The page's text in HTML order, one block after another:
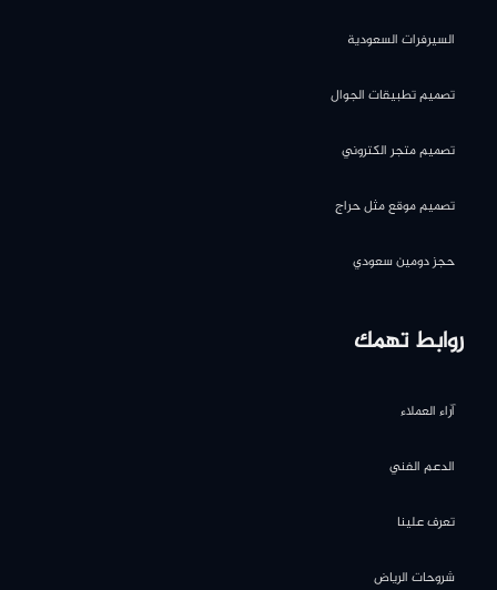
السيرفرات السعودية
تصميم تطبيقات الجوال
تصميم متجر الكتروني
تصميم موقع مثل حراج
حجز دومين سعودي
روابط تهمك
آراء العملاء
الدعم الفني
تعرف علينا
شروحات الرياض